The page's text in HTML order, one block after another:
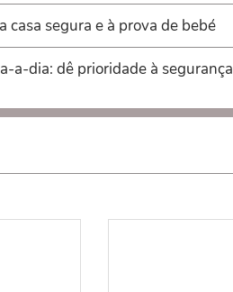
casa segura e à prova de bebé
a-dia: dê prioridade à segurança